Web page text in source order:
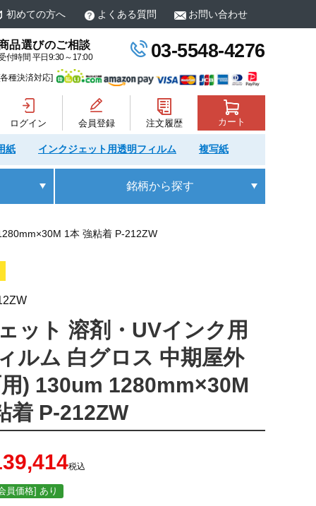
初めての方へ よくある質問 お問い合わせ
品選びのご相談
付時間 平日9:30～17:00 03-5548-4276
[各種決済対応]
ログイン 会員登録 注文履歴 カート
紙 インクジェット用透明フィルム 複写紙
銘柄から探す
1本 強粘着 P-212ZW
ット 溶剤・UVインク用
ルム 白グロス 中期屋外
) 130um 1280mm×30M
着 P-212ZW
税込
員価格] あり